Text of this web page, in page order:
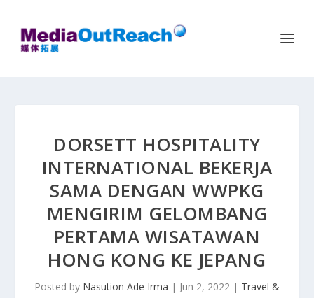
DORSETT HOSPITALITY
INTERNATIONAL BEKERJA
SAMA DENGAN WWPKG
MENGIRIM GELOMBANG
PERTAMA WISATAWAN
HONG KONG KE JEPANG
Posted by Nasution Ade Irma | Jun 2, 2022 | Travel &